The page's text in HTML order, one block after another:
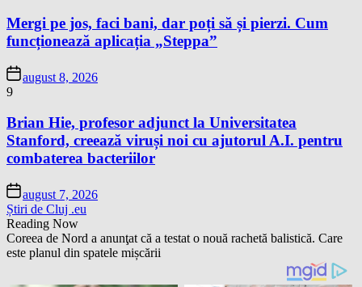
Mergi pe jos, faci bani, dar poți să și pierzi. Cum
funcționează aplicația „Steppa”
august 8, 2026
9
Brian Hie, profesor adjunct la Universitatea
Stanford, creează viruși noi cu ajutorul A.I. pentru
combaterea bacteriilor
august 7, 2026
Știri de Cluj .eu
Reading Now
Coreea de Nord a anunţat că a testat o nouă rachetă balistică. Care
este planul din spatele mișcării